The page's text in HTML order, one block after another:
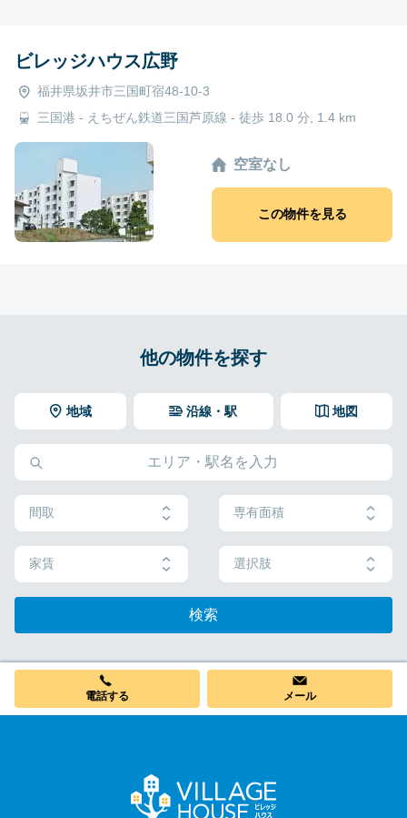
ビレッジハウス広野
福井県坂井市三国町宿48-10-3
三国港 - えちぜん鉄道三国芦原線 - 徒歩 18.0 分, 1.4 km
空室なし
この物件を見る
他の物件を探す
地域 地図
沿線・駅
間取 専有面積
家賃 選択肢
検索
電話する メール